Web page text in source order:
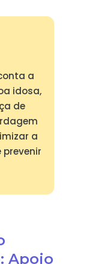
a
idosa,
de
a
Apoio